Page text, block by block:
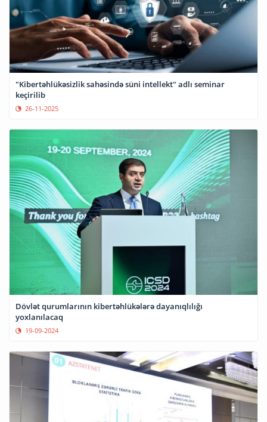
"Kibertəhlükəsizlik sahəsində süni intellekt" adlı seminar
keçirilib
26-11-2025
Dövlət qurumlarının kibertəhlükələrə dayanıqlılığı
yoxlanılacaq
19-09-2024